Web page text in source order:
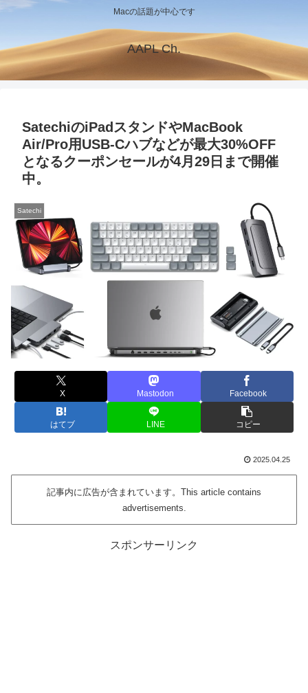
Macの話題が中心です
AAPL Ch.
SatechiのiPadスタンドやMacBook
Air/Pro用USB-Cハブなどが最大30%OFF
となるクーポンセールが4月29日まで開催
中。
Satechi
X Mastodon Facebook
はてブ LINE コピー
2025.04.25
記事内に広告が含まれています。This article contains
advertisements.
スポンサーリンク